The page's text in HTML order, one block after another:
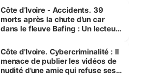
Côte d’Ivoire - Accidents. 39
morts après la chute d’un car
dans le fleuve Bafing : Un lecteur
des Transports
Côte d'Ivoire. Cybercriminalité : Il
menace de publier les vidéos de
nudité d’une amie qui refuse ses